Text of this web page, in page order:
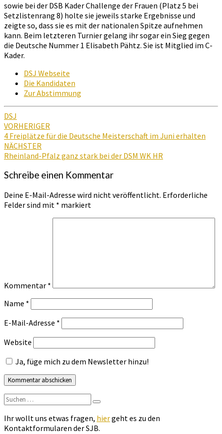
sowie bei der DSB Kader Challenge der Frauen (Platz 5 bei
Setzlistenrang 8) holte sie jeweils starke Ergebnisse und
zeigte so, dass sie es mit der nationalen Spitze aufnehmen
kann. Beim letzteren Turnier gelang ihr sogar ein Sieg gegen
die Deutsche Nummer 1 Elisabeth Pähtz. Sie ist Mitglied im C-
Kader.
DSJ Webseite
Die Kandidaten
Zur Abstimmung
DSJ
Beitragsnavigation
VORHERIGER
4 Freiplätze für die Deutsche Meisterschaft im Juni erhalten
NÄCHSTER
Rheinland-Pfalz ganz stark bei der DSM WK HR
Schreibe einen Kommentar
Deine E-Mail-Adresse wird nicht veröffentlicht. Erforderliche
Felder sind mit * markiert
Kommentar *
Name *
E-Mail-Adresse *
Website
Ja, füge mich zu dem Newsletter hinzu!
Suchen
nach:
Suchen
Ihr wollt uns etwas fragen, hiergeht es zu den
Kontaktformularen der SJB.